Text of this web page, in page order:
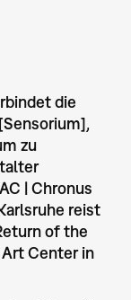
die
zu
| Chronus
reist
of the
Center in